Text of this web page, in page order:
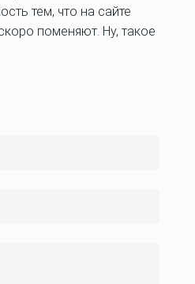
тем, что на сайте
поменяют. Ну, такое